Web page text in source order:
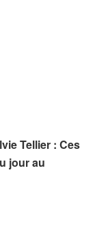
Tellier : Ces
jour au